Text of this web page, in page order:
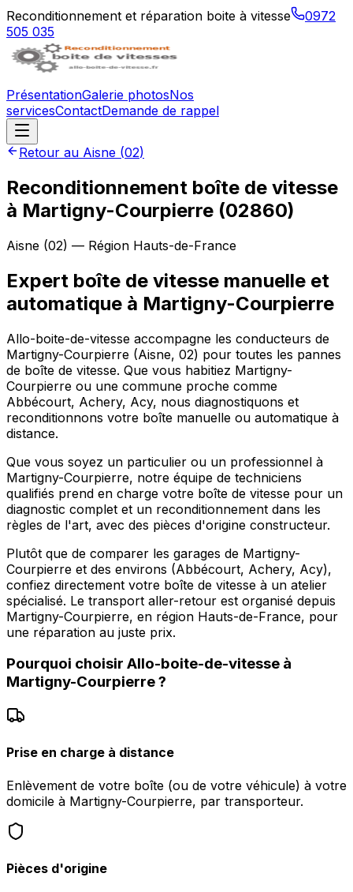
Reconditionnement et réparation boite à vitesse
0972
505 035
PrésentationGalerie photosNos
servicesContactDemande de rappel
Retour au Aisne (02)
Reconditionnement boîte de vitesse
à Martigny-Courpierre (02860)
Aisne (02) — Région Hauts-de-France
Expert boîte de vitesse manuelle et
automatique à Martigny-Courpierre
Allo-boite-de-vitesse accompagne les conducteurs de
Martigny-Courpierre (Aisne, 02) pour toutes les pannes
de boîte de vitesse. Que vous habitiez Martigny-
Courpierre ou une commune proche comme
Abbécourt, Achery, Acy, nous diagnostiquons et
reconditionnons votre boîte manuelle ou automatique à
distance.
Que vous soyez un particulier ou un professionnel à
Martigny-Courpierre, notre équipe de techniciens
qualifiés prend en charge votre boîte de vitesse pour un
diagnostic complet et un reconditionnement dans les
règles de l'art, avec des pièces d'origine constructeur.
Plutôt que de comparer les garages de Martigny-
Courpierre et des environs (Abbécourt, Achery, Acy),
confiez directement votre boîte de vitesse à un atelier
spécialisé. Le transport aller-retour est organisé depuis
Martigny-Courpierre, en région Hauts-de-France, pour
une réparation au juste prix.
Pourquoi choisir Allo-boite-de-vitesse à
Martigny-Courpierre?
Prise en charge à distance
Enlèvement de votre boîte (ou de votre véhicule) à votre
domicile à Martigny-Courpierre, par transporteur.
Pièces d'origine